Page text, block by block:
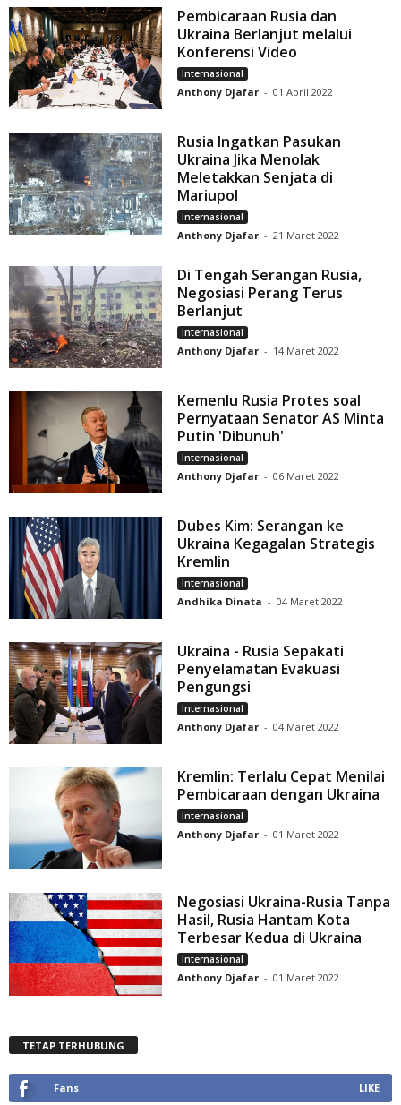
Pembicaraan Rusia dan
Ukraina Berlanjut melalui
Konferensi Video
Internasional
Anthony Djafar - 01 April 2022
Rusia Ingatkan Pasukan
Ukraina Jika Menolak
Meletakkan Senjata di
Mariupol
Internasional
Anthony Djafar - 21 Maret 2022
Di Tengah Serangan Rusia,
Negosiasi Perang Terus
Berlanjut
Internasional
Anthony Djafar - 14 Maret 2022
Kemenlu Rusia Protes soal
Pernyataan Senator AS Minta
Putin 'Dibunuh'
Internasional
Anthony Djafar - 06 Maret 2022
Dubes Kim: Serangan ke
Ukraina Kegagalan Strategis
Kremlin
Internasional
Andhika Dinata - 04 Maret 2022
Ukraina - Rusia Sepakati
Penyelamatan Evakuasi
Pengungsi
Internasional
Anthony Djafar - 04 Maret 2022
Kremlin: Terlalu Cepat Menilai
Pembicaraan dengan Ukraina
Internasional
Anthony Djafar - 01 Maret 2022
Negosiasi Ukraina-Rusia Tanpa
Hasil, Rusia Hantam Kota
Terbesar Kedua di Ukraina
Internasional
Anthony Djafar - 01 Maret 2022
TETAP TERHUBUNG
Fans LIKE